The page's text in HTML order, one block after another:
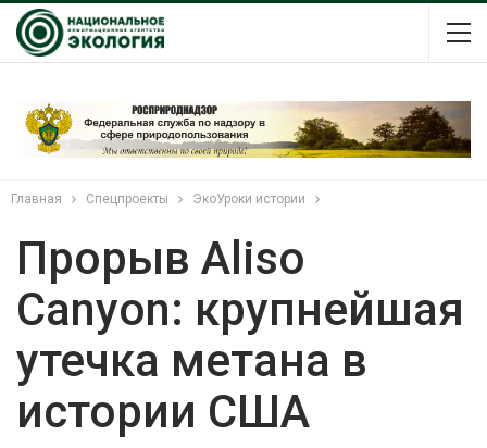
Главная Спецпроекты ЭкоУроки истории
Прорыв Aliso
Canyon: крупнейшая
утечка метана в
истории США